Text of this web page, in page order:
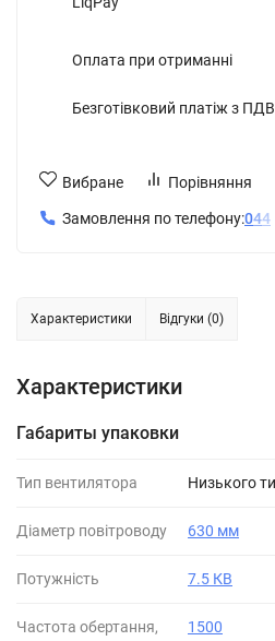
Оплата при отриманні
Безготівковий платіж з ПДВ
Вибране Порівняння
Замовлення по телефону:044
Характеристики Відгуки (0)
Характеристики
Габариты упаковки
Тип вентилятора Низького
Діаметр повітроводу 630 мм
Потужність 7.5 КВ
Частота обертання,
1500